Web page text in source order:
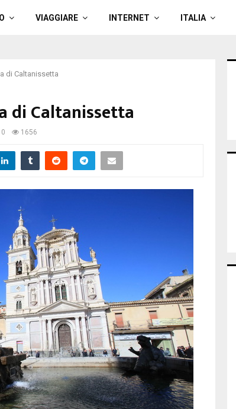
VIAGGIARE INTERNET ITALIA
di Caltanissetta
di Caltanissetta
0 1656